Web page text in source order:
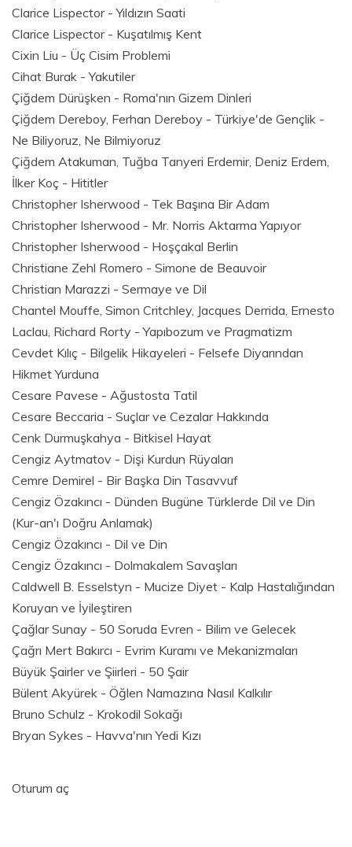
Clarice Lispector - Yıldızın Saati
Clarice Lispector - Kuşatılmış Kent
Cixin Liu - Üç Cisim Problemi
Cihat Burak - Yakutiler
Çiğdem Dürüşken - Roma'nın Gizem Dinleri
Çiğdem Dereboy, Ferhan Dereboy - Türkiye'de Gençlik -
Ne Biliyoruz, Ne Bilmiyoruz
Çiğdem Atakuman, Tuğba Tanyeri Erdemir, Deniz Erdem,
İlker Koç - Hititler
Christopher Isherwood - Tek Başına Bir Adam
Christopher Isherwood - Mr. Norris Aktarma Yapıyor
Christopher Isherwood - Hoşçakal Berlin
Christiane Zehl Romero - Simone de Beauvoir
Christian Marazzi - Sermaye ve Dil
Chantel Mouffe, Simon Critchley, Jacques Derrida, Ernesto
Laclau, Richard Rorty - Yapıbozum ve Pragmatizm
Cevdet Kılıç - Bilgelik Hikayeleri - Felsefe Diyarından
Hikmet Yurduna
Cesare Pavese - Ağustosta Tatil
Cesare Beccaria - Suçlar ve Cezalar Hakkında
Cenk Durmuşkahya - Bitkisel Hayat
Cengiz Aytmatov - Dişi Kurdun Rüyaları
Cemre Demirel - Bir Başka Din Tasavvuf
Cengiz Özakıncı - Dünden Bugüne Türklerde Dil ve Din
(Kur-an'ı Doğru Anlamak)
Cengiz Özakıncı - Dil ve Din
Cengiz Özakıncı - Dolmakalem Savaşları
Caldwell B. Esselstyn - Mucize Diyet - Kalp Hastalığından
Koruyan ve İyileştiren
Çağlar Sunay - 50 Soruda Evren - Bilim ve Gelecek
Çağrı Mert Bakırcı - Evrim Kuramı ve Mekanizmaları
Büyük Şairler ve Şiirleri - 50 Şair
Bülent Akyürek - Öğlen Namazına Nasıl Kalkılır
Bruno Schulz - Krokodil Sokağı
Bryan Sykes - Havva'nın Yedi Kızı
Oturum aç